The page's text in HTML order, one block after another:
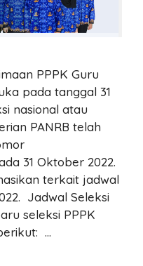
PPPK Guru
pada tanggal 31
nasional atau
PANRB telah
31 Oktober 2022.
terkait jadwal
Jadwal Seleksi
seleksi PPPK
…